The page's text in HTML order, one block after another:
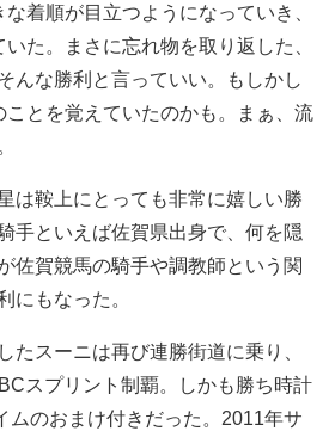
着順が目立つようになっていき、
た。まさに忘れ物を取り返した、
な勝利と言っていい。もしかし
とを覚えていたのかも。まぁ、流
は鞍上にとっても非常に嬉しい勝
手といえば佐賀県出身で、何を隠
佐賀競馬の騎手や調教師という関
にもなった。
たスーニは再び連勝街道に乗り、
スプリント制覇。しかも勝ち時計
ムのおまけ付きだった。2011年サ